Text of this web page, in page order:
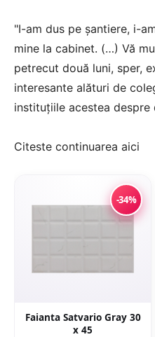
"I-am dus pe şantiere, i-
mine la cabinet. (…) Vă
petrecut două luni, sper,
interesante alături de
instituţiile acestea
Citeste continuarea aici
-34%
Faianta Satvario Gray 30
x 45